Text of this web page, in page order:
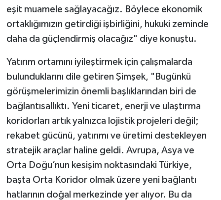
eşit muamele sağlayacağız. Böylece ekonomik
ortaklığımızın getirdiği işbirliğini, hukuki zeminde
daha da güçlendirmiş olacağız" diye konuştu.
Yatırım ortamını iyileştirmek için çalışmalarda
bulunduklarını dile getiren Şimşek, "Bugünkü
görüşmelerimizin önemli başlıklarından biri de
bağlantısallıktı. Yeni ticaret, enerji ve ulaştırma
koridorları artık yalnızca lojistik projeleri değil;
rekabet gücünü, yatırımı ve üretimi destekleyen
stratejik araçlar haline geldi. Avrupa, Asya ve
Orta Doğu’nun kesişim noktasındaki Türkiye,
başta Orta Koridor olmak üzere yeni bağlantı
hatlarının doğal merkezinde yer alıyor. Bu da